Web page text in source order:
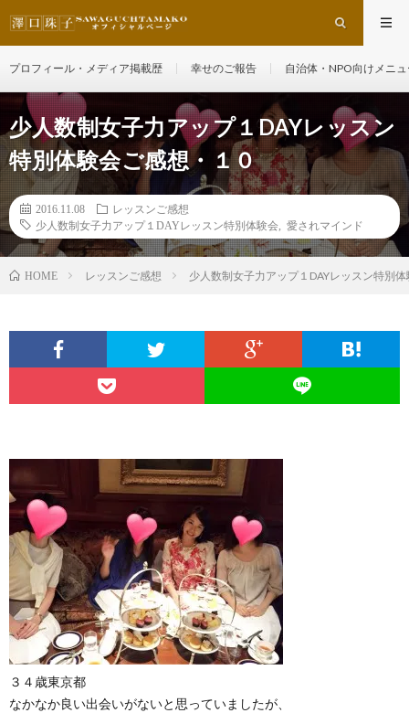
プロフィール・メディア掲載歴 幸せのご報告 自治体・NPO向けメニ
少人数制女子力アップ１DAYレッスン
特別体験会ご感想・１０
2016.11.08
レッスンご感想
少人数制女子力アップ１DAYレッスン特別体験会
愛されマインド
HOME レッスンご感想 少人数制女子力アップ１DAYレッスン特別
３４歳東京都
なかなか良い出会いがないと思っていましたが、